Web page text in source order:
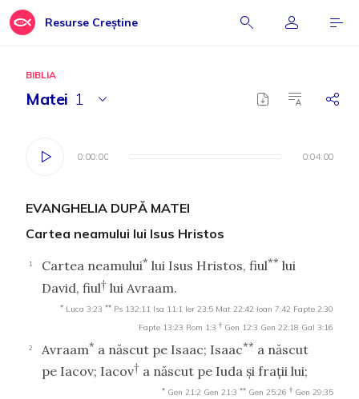
Resurse Creștine
BIBLIA
Matei 1
0:00:00 0:04:00
0:00:00 0:04:00
EVANGHELIA DUPĂ MATEI
Cartea neamului lui Isus Hristos
1 Cartea neamului* lui Isus Hristos, fiul** lui
David, fiul† lui Avraam.
* Luca 3:23 ** Ps 132:11 Isa 11:1 Ier 23:5 Mat 22:42 Ioan 7:42 Fapte 2:30
Fapte 13:23 Rom 1:3 † Gen 12:3 Gen 22:18 Gal 3:16
2 Avraam* a născut pe Isaac; Isaac** a născut
pe Iacov; Iacov† a născut pe Iuda şi fraţii lui;
* Gen 21:2 Gen 21:3 ** Gen 25:26 † Gen 29:35